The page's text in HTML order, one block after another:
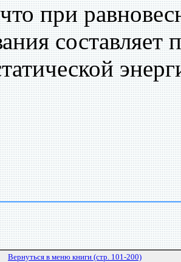
при
составляет
Вернуться в меню книги (стр. 101-200)